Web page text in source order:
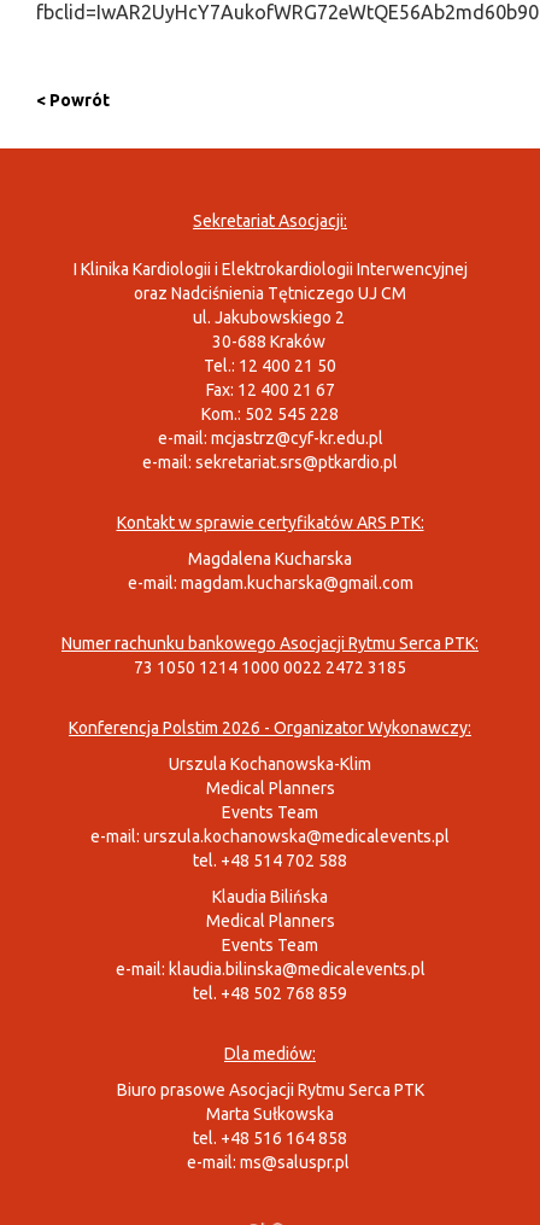
< Powrót
Sekretariat Asocjacji:
I Klinika Kardiologii i Elektrokardiologii Interwencyjnej
oraz Nadciśnienia Tętniczego UJ CM
ul. Jakubowskiego 2
30-688 Kraków
Tel.: 12 400 21 50
Fax: 12 400 21 67
Kom.: 502 545 228
e-mail: mcjastrz@cyf-kr.edu.pl
e-mail: sekretariat.srs@ptkardio.pl
Kontakt w sprawie certyfikatów ARS PTK:
Magdalena Kucharska
e-mail: magdam.kucharska@gmail.com
Numer rachunku bankowego Asocjacji Rytmu Serca PTK:
73 1050 1214 1000 0022 2472 3185
Konferencja Polstim 2026 - Organizator Wykonawczy:
Urszula Kochanowska-Klim
Medical Planners
Events Team
e-mail: urszula.kochanowska@medicalevents.pl
tel. +48 514 702 588
Klaudia Bilińska
Medical Planners
Events Team
e-mail: klaudia.bilinska@medicalevents.pl
tel. +48 502 768 859
Dla mediów:
Biuro prasowe Asocjacji Rytmu Serca PTK
Marta Sułkowska
tel. +48 516 164 858
e-mail: ms@saluspr.pl